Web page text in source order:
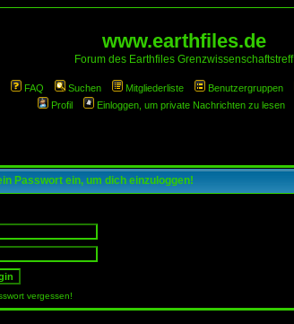
www.earthfiles.de
Forum des Earthfiles Grenzwissenschaftstreff
FAQ Suchen Mitgliederliste Benutzergruppen
Profil
Einloggen, um private Nachrichten zu lesen
Passwort ein, um dich einzuloggen!
vergessen!